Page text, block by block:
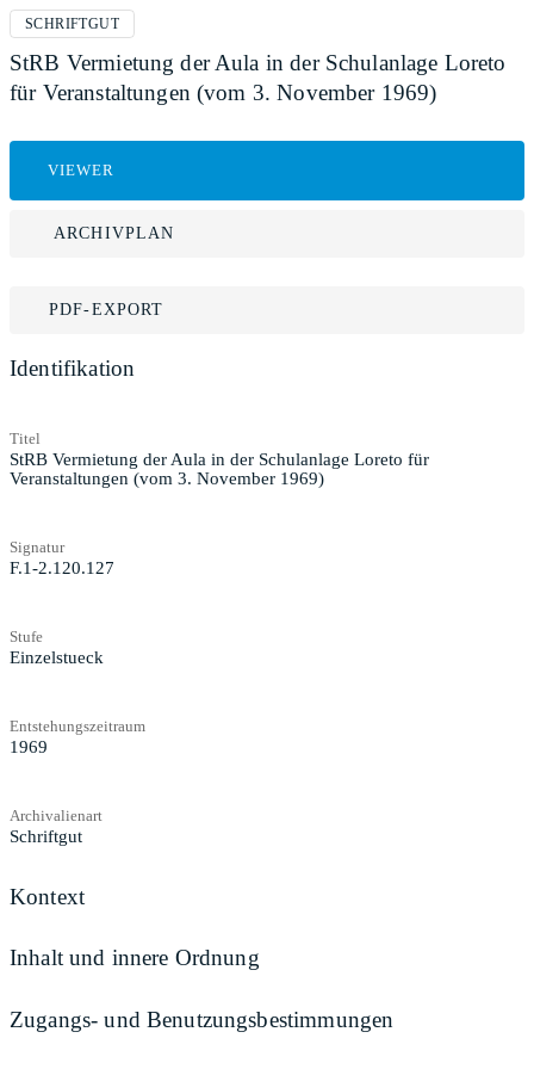
SCHRIFTGUT
StRB Vermietung der Aula in der Schulanlage Loreto
für Veranstaltungen (vom 3. November 1969)
VIEWER
ARCHIVPLAN
PDF-EXPORT
Identifikation
Titel
StRB Vermietung der Aula in der Schulanlage Loreto für
Veranstaltungen (vom 3. November 1969)
Signatur
F.1-2.120.127
Stufe
Einzelstueck
Entstehungszeitraum
1969
Archivalienart
Schriftgut
Kontext
Inhalt und innere Ordnung
Zugangs- und Benutzungsbestimmungen